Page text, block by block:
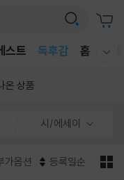
스트
독후감
홈 국
온 상품
시/에세이
가옵션 등록일순